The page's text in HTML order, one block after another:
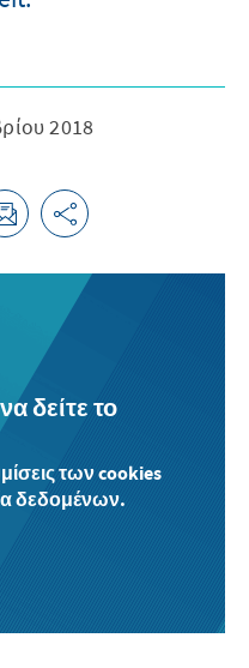
2018
δείτε το
των cookies
δεδομένων.